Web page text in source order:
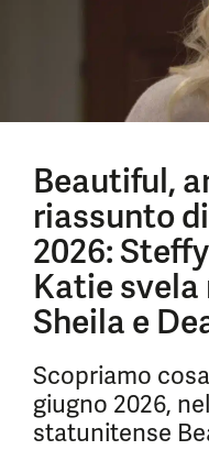
Beautiful,
riassunto
2026:
Katie
Sheila e
Scopriamo
giugno 2026,
statunitense